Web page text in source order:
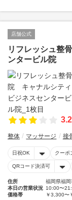
店舗公式
リフレッシュ整
ンタービル院
整体 マッサージ 接
日祝OK クーポ
QRコード決済可
住所
福岡県福
本日の営業状況 10:00〜
価格帯
￥3,300〜